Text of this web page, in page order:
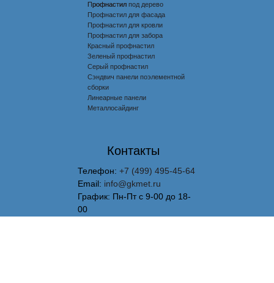
Профнастил под дерево
Профнастил
Профнастил для фасада
Профнастил для кровли
Профнастил для забора
Красный профнастил
Зеленый профнастил
Серый профнастил
Сэндвич панели поэлементной
сборки
Линеарные панели
Металлосайдинг
Телефон: +7 (499) 495-45-64
Email: info@gkmet.ru
График: Пн-Пт с 9-00 до 18-
00
Контакты